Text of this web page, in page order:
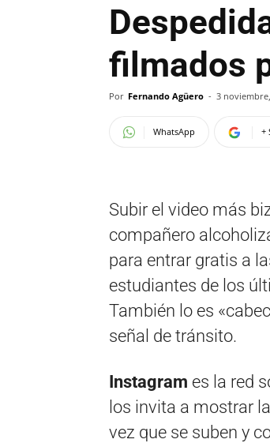
filmados
Por Fernando Agüero - 3
WhatsApp +
Subir el video más
compañero
para entrar gratis a
estudiantes de los
También lo es
señal de tránsito.
Instagram es la red
los invita a mostrar
vez que se suben y